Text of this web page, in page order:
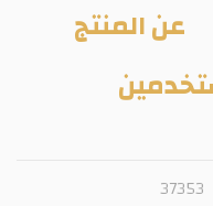
عن المنتج
37353